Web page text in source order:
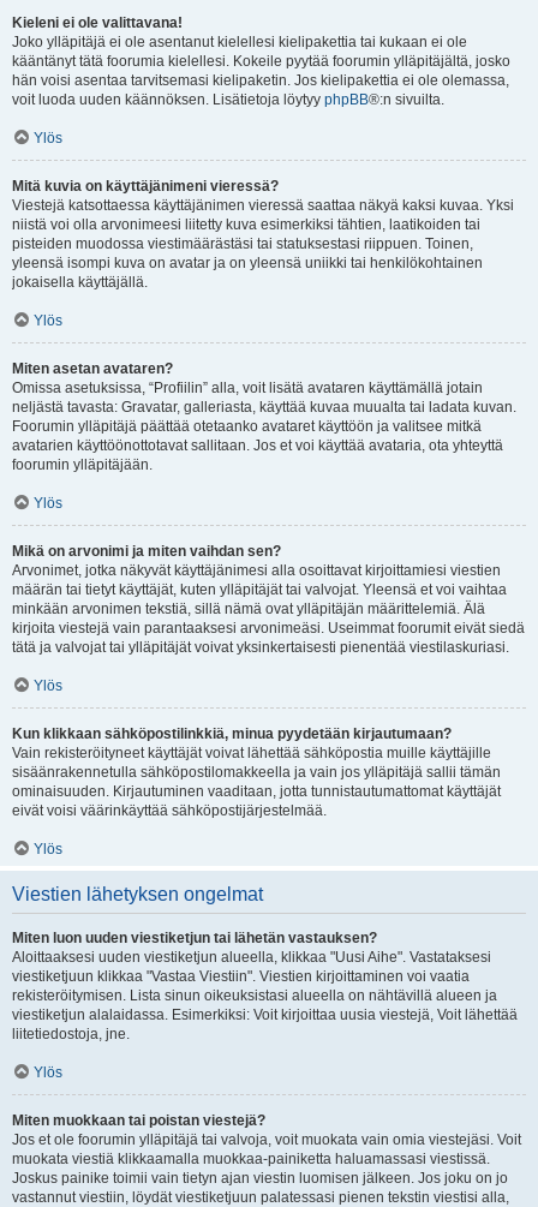
Kieleni ei ole valittavana!
Joko ylläpitäjä ei ole asentanut kielellesi kielipakettia tai kukaan ei ole
kääntänyt tätä foorumia kielellesi. Kokeile pyytää foorumin ylläpitäjältä, josko
hän voisi asentaa tarvitsemasi kielipaketin. Jos kielipakettia ei ole olemassa,
voit luoda uuden käännöksen. Lisätietoja löytyy phpBB®:n sivuilta.
Ylös
Mitä kuvia on käyttäjänimeni vieressä?
Viestejä katsottaessa käyttäjänimen vieressä saattaa näkyä kaksi kuvaa. Yksi
niistä voi olla arvonimeesi liitetty kuva esimerkiksi tähtien, laatikoiden tai
pisteiden muodossa viestimäärästäsi tai statuksestasi riippuen. Toinen,
yleensä isompi kuva on avatar ja on yleensä uniikki tai henkilökohtainen
jokaisella käyttäjällä.
Ylös
Miten asetan avataren?
Omissa asetuksissa, “Profiilin” alla, voit lisätä avataren käyttämällä jotain
neljästä tavasta: Gravatar, galleriasta, käyttää kuvaa muualta tai ladata kuvan.
Foorumin ylläpitäjä päättää otetaanko avataret käyttöön ja valitsee mitkä
avatarien käyttöönottotavat sallitaan. Jos et voi käyttää avataria, ota yhteyttä
foorumin ylläpitäjään.
Ylös
Mikä on arvonimi ja miten vaihdan sen?
Arvonimet, jotka näkyvät käyttäjänimesi alla osoittavat kirjoittamiesi viestien
määrän tai tietyt käyttäjät, kuten ylläpitäjät tai valvojat. Yleensä et voi vaihtaa
minkään arvonimen tekstiä, sillä nämä ovat ylläpitäjän määrittelemiä. Älä
kirjoita viestejä vain parantaaksesi arvonimeäsi. Useimmat foorumit eivät siedä
tätä ja valvojat tai ylläpitäjät voivat yksinkertaisesti pienentää viestilaskuriasi.
Ylös
Kun klikkaan sähköpostilinkkiä, minua pyydetään kirjautumaan?
Vain rekisteröityneet käyttäjät voivat lähettää sähköpostia muille käyttäjille
sisäänrakennetulla sähköpostilomakkeella ja vain jos ylläpitäjä sallii tämän
ominaisuuden. Kirjautuminen vaaditaan, jotta tunnistautumattomat käyttäjät
eivät voisi väärinkäyttää sähköpostijärjestelmää.
Ylös
Viestien lähetyksen ongelmat
Miten luon uuden viestiketjun tai lähetän vastauksen?
Aloittaaksesi uuden viestiketjun alueella, klikkaa "Uusi Aihe". Vastataksesi
viestiketjuun klikkaa "Vastaa Viestiin". Viestien kirjoittaminen voi vaatia
rekisteröitymisen. Lista sinun oikeuksistasi alueella on nähtävillä alueen ja
viestiketjun alalaidassa. Esimerkiksi: Voit kirjoittaa uusia viestejä, Voit lähettää
liitetiedostoja, jne.
Ylös
Miten muokkaan tai poistan viestejä?
Jos et ole foorumin ylläpitäjä tai valvoja, voit muokata vain omia viestejäsi. Voit
muokata viestiä klikkaamalla muokkaa-painiketta haluamassasi viestissä.
Joskus painike toimii vain tietyn ajan viestin luomisen jälkeen. Jos joku on jo
vastannut viestiin, löydät viestiketjuun palatessasi pienen tekstin viestisi alla,